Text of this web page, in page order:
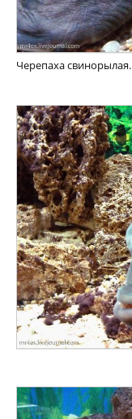
Черепаха свинорылая.